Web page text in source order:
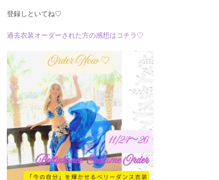
登録しといてね♡
過去衣装オーダーされた方の感想はコチラ♡